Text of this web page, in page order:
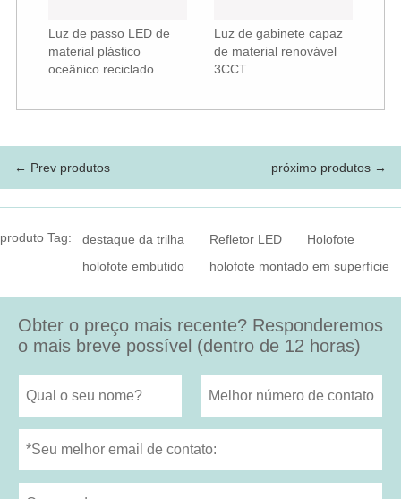
Luz de passo LED de
material plástico
oceânico reciclado
Luz de gabinete capaz
de material renovável
3CCT
← Prev produtos próximo produtos →
produto Tag: destaque da trilha Refletor LED
Holofote
holofote embutido
holofote montado em superfície
Obter o preço mais recente? Responderemos
o mais breve possível (dentro de 12 horas)